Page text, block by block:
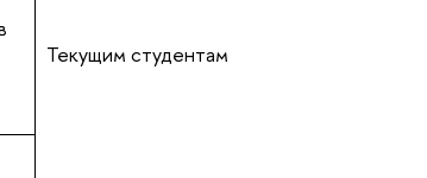
Текущим студентам